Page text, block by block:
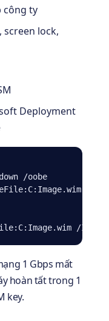
công ty
screen lock,
Deployment
/oobe
/
/
1 Gbps mất
hoàn tất trong 1
key.